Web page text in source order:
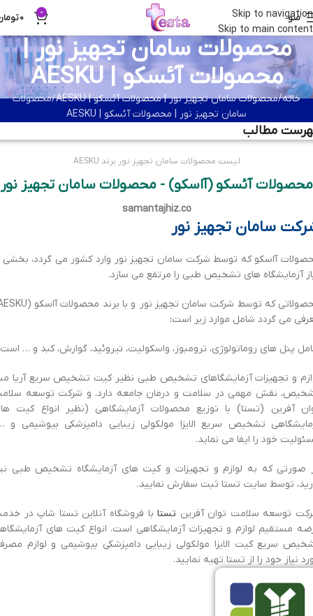
Skip to navigation
Skip to main content
منو 0
0
محصولات سامان تجهیز نور |
محصولات آئسکو | AESKU
خانه محصولات سامان تجهیز نور | محصولات آئسکو | AESKU
محصولات
سامان تجهیز نور | محصولات آئسکو | AESKU
مطالب
لیست محصولات سامان تجهیز نور برند AESKU
محصولات آئسکو (آاسکو) - محصولات سامان تجهیز نور
samantajhiz.co
سامان تجهیز نور
آاسکو که توسط شرکت سامان تجهیز نور وارد کشور می گردد، بخشی
آزمایشگاه های تشخیص طبی را مرتفع می سازد.
می گردد شامل موارد زیر است:
پنل های روماتولوژی، ترومبوز، واسکولیت، تیروئید، گوارش، کبد و …
و تجهیزات آزمایشگاهای تشخیص طبی نظیر کیت تشخیص سریع آریا
نقش مهمی در سلامت و درمان جامعه دارد. و شرکت توسعه
آفرین (تستا) با توزیع محصولات آزمایشگاهی (نظیر انواع کیت
تشخیص سریع الایزا مولکولی زیبایی دامپزشکی بیوشیمی و
خود را ایفا می نماید.
صورتی که به لوازم و تجهیزات و کیت های آزمایشگاه تشخیص طبی
توسط سایت تستا ثبت سفارش نمایید.
توسعه سلامت توان آفرین تستابا فروشگاه آنلاین تستا شاپ در
مستقیم لوازم و تجهیزات آزمایشگاهی است. انواع کیت های
سریع کیت الایزا مولکولی زیبایی دامپزشکی بیوشیمی و لوازم
نیاز خود را از تستا تهیه نمایید.